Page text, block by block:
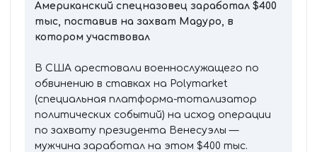
Американский спецназовец заработал $400
тыс, поставив на захват Мадуро, в
котором участвовал
В США арестовали военнослужащего по
обвинению в ставках на Polymarket
(специальная платформа-тотализатор
политических событий) на исход операции
по захвату президента Венесуэлы —
мужчина заработал на этом $400 тыс.